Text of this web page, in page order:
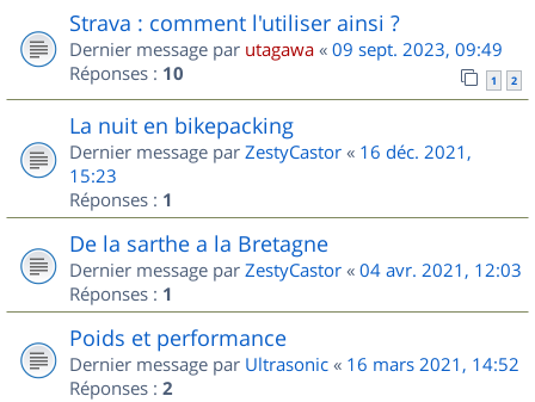
Strava : comment l'utiliser ainsi ?
Dernier message par utagawa « 09 sept. 2023, 09:49
Réponses : 10 1 2
La nuit en bikepacking
Dernier message par ZestyCastor « 16 déc. 2021,
15:23
Réponses : 1
De la sarthe a la Bretagne
Dernier message par ZestyCastor « 04 avr. 2021, 12:03
Réponses : 1
Poids et performance
Dernier message par Ultrasonic « 16 mars 2021, 14:52
Réponses : 2